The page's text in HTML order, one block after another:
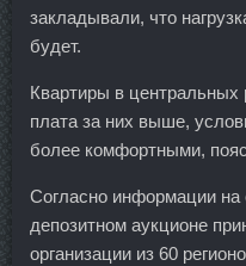
закладывали, что
будет.
Квартиры в центральных
плата за них выше,
более комфортными,
Согласно информации на
депозитном аукционе
организации из 60